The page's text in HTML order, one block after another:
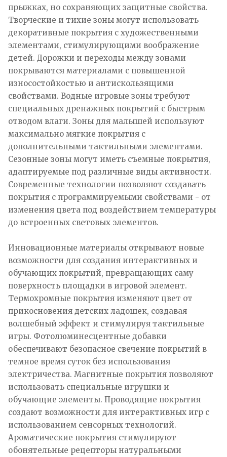
прыжках, но сохраняющих защитные свойства.
Творческие и тихие зоны могут использовать
декоративные покрытия с художественными
элементами, стимулирующими воображение
детей. Дорожки и переходы между зонами
покрываются материалами с повышенной
износостойкостью и антискользящими
свойствами. Водные игровые зоны требуют
специальных дренажных покрытий с быстрым
отводом влаги. Зоны для малышей используют
максимально мягкие покрытия с
дополнительными тактильными элементами.
Сезонные зоны могут иметь съемные покрытия,
адаптируемые под различные виды активности.
Современные технологии позволяют создавать
покрытия с программируемыми свойствами - от
изменения цвета под воздействием температуры
до встроенных световых элементов.
Инновационные материалы открывают новые
возможности для создания интерактивных и
обучающих покрытий, превращающих саму
поверхность площадки в игровой элемент.
Термохромные покрытия изменяют цвет от
прикосновения детских ладошек, создавая
волшебный эффект и стимулируя тактильные
игры. Фотолюминесцентные добавки
обеспечивают безопасное свечение покрытий в
темное время суток без использования
электричества. Магнитные покрытия позволяют
использовать специальные игрушки и
обучающие элементы. Проводящие покрытия
создают возможности для интерактивных игр с
использованием сенсорных технологий.
Ароматические покрытия стимулируют
обонятельные рецепторы натуральными